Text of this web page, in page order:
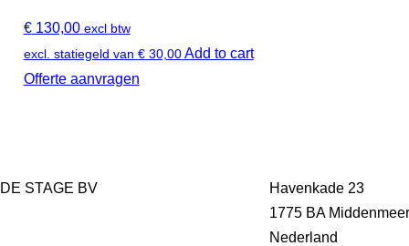
€130,00 excl btw
excl. statiegeld van €30,00 Add to cart
Offerte aanvragen
DE STAGE BV
Havenkade 23
1775 BA Middenmeer
Nederland